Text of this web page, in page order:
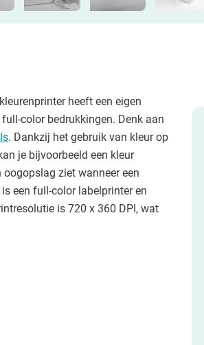
heeft een eigen
color bedrukkingen. Denk aan
. Dankzij het gebruik van kleur op
je bijvoorbeeld een kleur
oogopslag ziet wanneer een
een full-color labelprinter en
is 720 x 360 DPI, wat